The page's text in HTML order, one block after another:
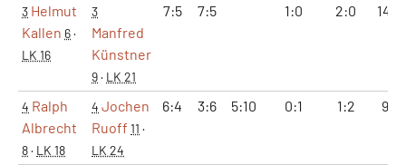
3 Helmut
Kallen 6·
LK 16
3
Manfred
Künstner
9· LK 21
7:5 7:5 1:0 2:0
4 Ralph
Albrecht
8· LK 18
4 Jochen
Ruoff 11 ·
LK 24
6:4 3:6 5:10 0:1 1:2 9:11